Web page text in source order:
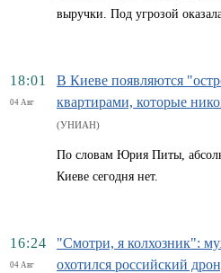
выручки. Под угрозой
18:01
04 Авг
В Киеве появляются
квартирами, которые
(УНИАН)
По словам Юрия Питы,
Киеве сегодня нет.
16:24
04 Авг
"Смотри, я колхозник":
охотился российский